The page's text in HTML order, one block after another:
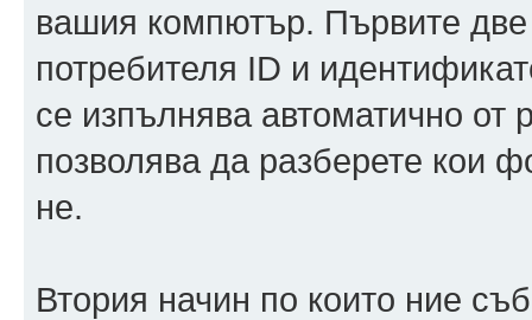
вашия компютър. Първите
потребителя ID и
се изпълнява автоматично от
позволява да разберете кои
не.
Втория начин по които ние